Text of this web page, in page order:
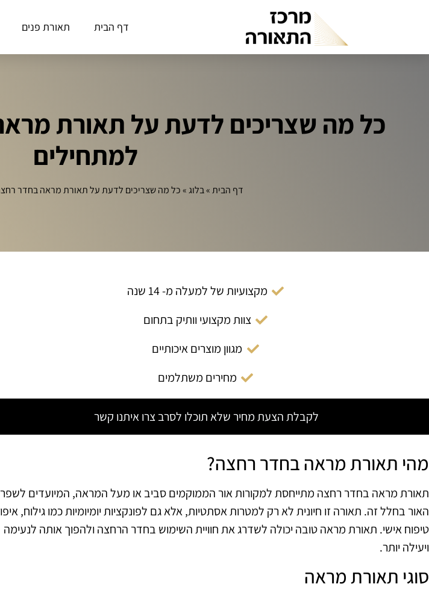
דף הבית תאורת פנים
כל מה שצריכים לדעת על תאורת
למתחילים
דף הבית»בלוג»כל מה שצריכים לדעת על תאורת מראה בחדר
מקצועיות של למעלה מ- 14 שנה
צוות מקצועי וותיק בתחום
מגוון מוצרים איכותיים
מחירים משתלמים
לקבלת הצעת מחיר שלא תוכלו לסרב צרו איתנו קשר
מהי תאורת מראה בחדר רחצה?
תאורת מראה בחדר רחצה מתייחסת למקורות אור הממוקמים סביב או מעל המראה, המיועדים
האור בחלל זה. תאורה זו חיונית לא רק למטרות אסתטיות, אלא גם לפונקציות יומיומיות כמו גילוח,
טיפוח אישי. תאורת מראה טובה יכולה לשדרג את חוויית השימוש בחדר הרחצה ולהפוך אותה לנעימה
ויעילה יותר.
סוגי תאורת מראה